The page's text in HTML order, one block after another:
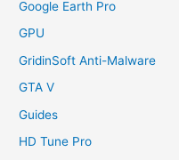
Google Earth Pro
GPU
GridinSoft Anti-Malware
GTA V
Guides
HD Tune Pro